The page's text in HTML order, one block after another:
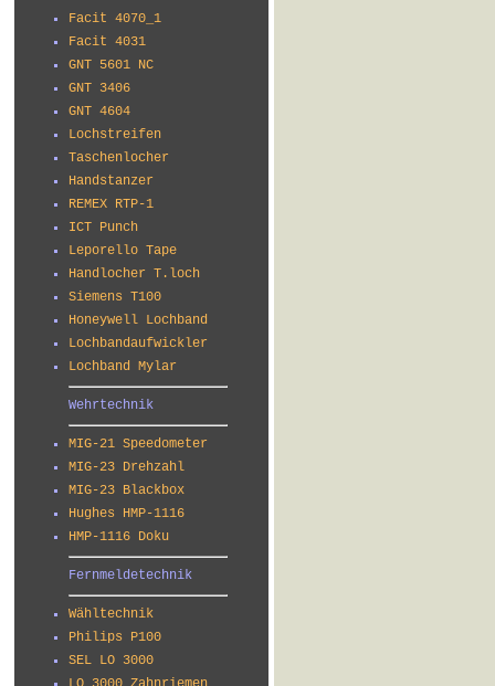
Facit 4070_1
Facit 4031
GNT 5601 NC
GNT 3406
GNT 4604
Lochstreifen
Taschenlocher
Handstanzer
REMEX RTP-1
ICT Punch
Leporello Tape
Handlocher T.loch
Siemens T100
Honeywell Lochband
Lochbandaufwickler
Lochband Mylar
Wehrtechnik
MIG-21 Speedometer
MIG-23 Drehzahl
MIG-23 Blackbox
Hughes HMP-1116
HMP-1116 Doku
Fernmeldetechnik
Wähltechnik
Philips P100
SEL LO 3000